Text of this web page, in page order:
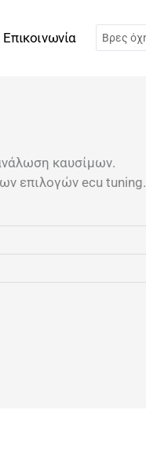
Επικοινωνία
Search
...
καυσίμων.
επιλογών ecu tuning.